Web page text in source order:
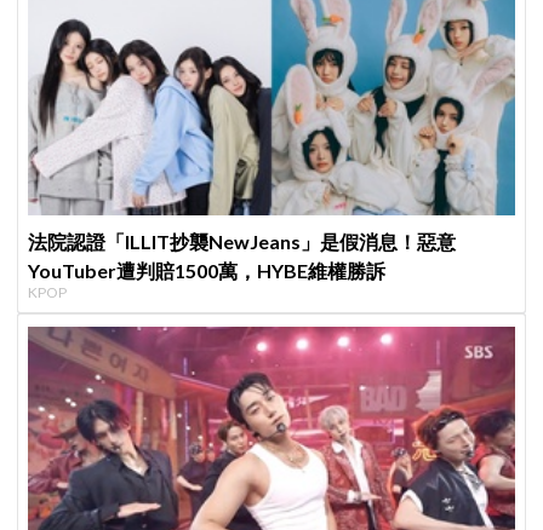
法院認證「ILLIT抄襲NewJeans」是假消息！惡意
YouTuber遭判賠1500萬，HYBE維權勝訴
KPOP